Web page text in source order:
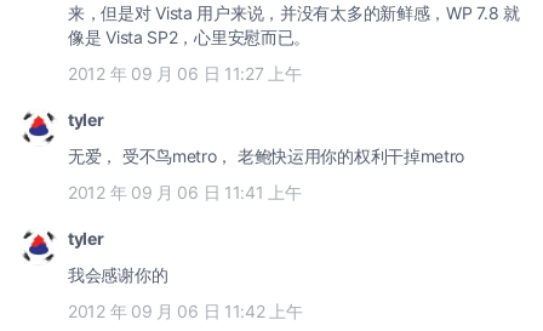
来，但是对 Vista 用户来说，并没有太多的新鲜感，WP 7.8 就
像是 Vista SP2，心里安慰而已。
2012 年 09 月 06 日 11:27 上午
tyler
无爱， 受不鸟metro， 老鲍快运用你的权利干掉metro
2012 年 09 月 06 日 11:41 上午
tyler
我会感谢你的
2012 年 09 月 06 日 11:42 上午